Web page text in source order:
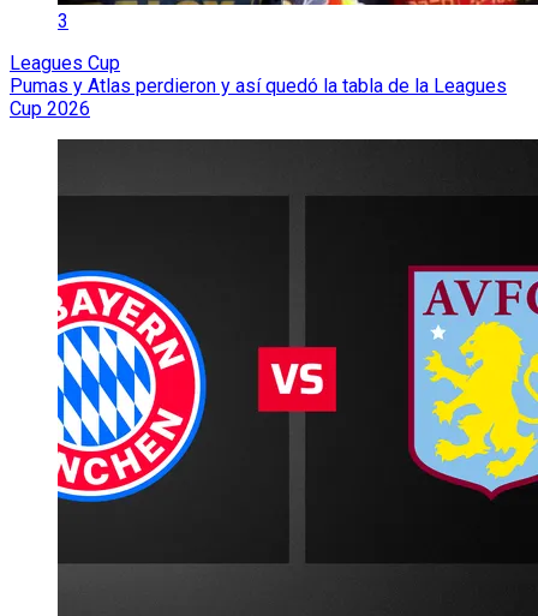
3
Leagues Cup
Pumas y Atlas perdieron y así quedó la tabla de la Leagues
Cup 2026